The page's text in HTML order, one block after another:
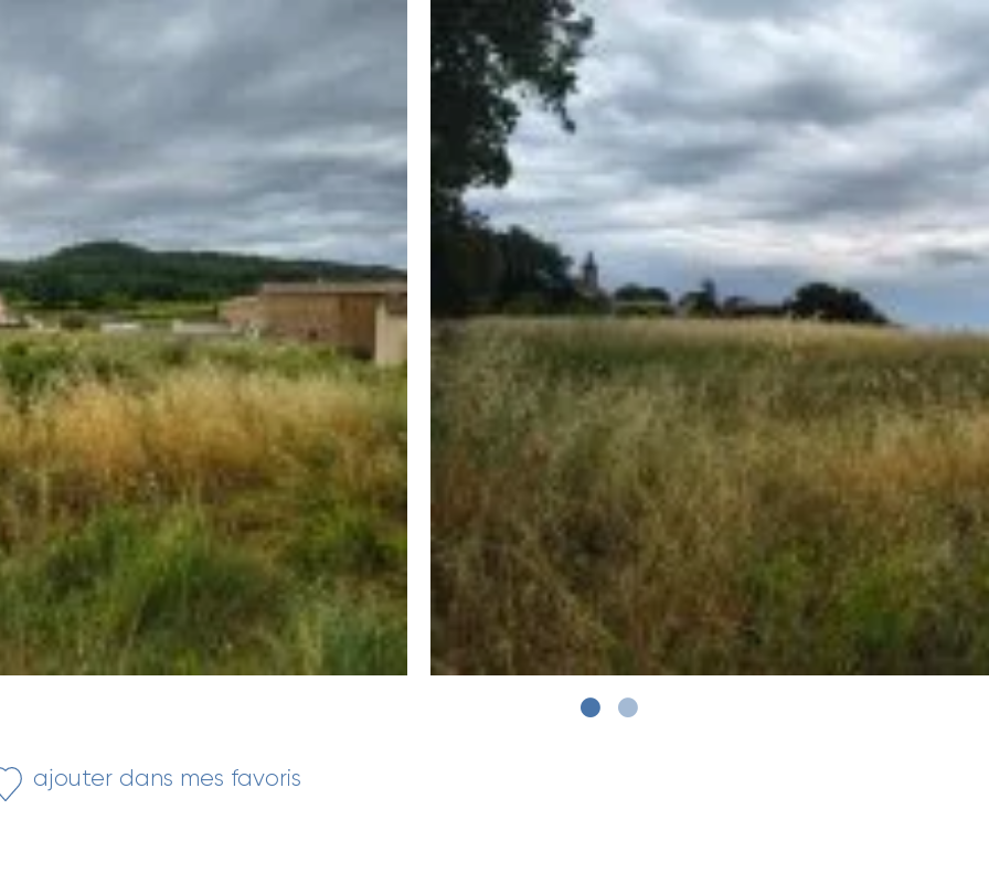
ajouter dans mes favoris